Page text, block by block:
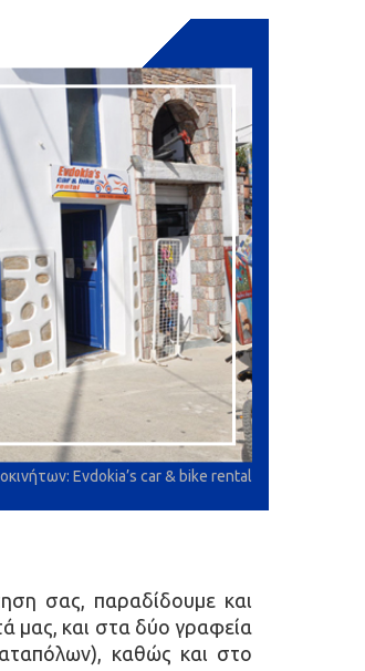
Evdokia’s car & bike rental
σας, παραδίδουμε και
μας, και στα δύο γραφεία
καθώς και στο